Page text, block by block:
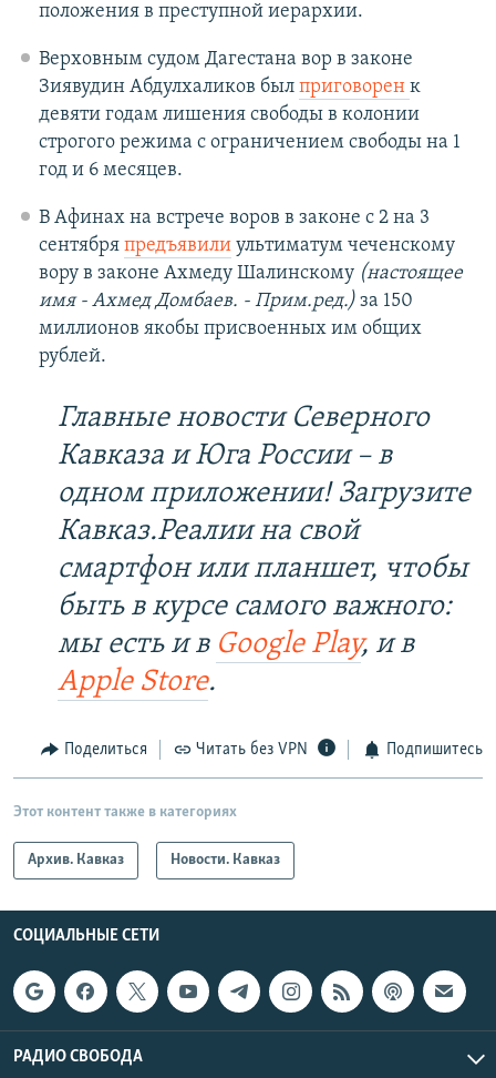
положения в преступной иерархии.
Верховным судом Дагестана вор в законе
Зиявудин Абдулхаликов был приговорен к
девяти годам лишения свободы в колонии
строгого режима с ограничением свободы на 1
год и 6 месяцев.
В Афинах на встрече воров в законе с 2 на 3
сентября предъявилиультиматум чеченскому
вору в законе Ахмеду Шалинскому (настоящее
имя - Ахмед Домбаев. - Прим.ред.)за 150
миллионов якобы присвоенных им общих
рублей.
Главные новости Северного
Кавказа и Юга России – в
одном приложении! Загрузите
Кавказ.Реалии на свой
смартфон или планшет, чтобы
быть в курсе самого важного:
мы есть и в Google Play, и в
Apple Store.
Поделиться Читать без VPN Подпишитесь
Этот контент также в категориях
Архив. Кавказ Новости. Кавказ
СОЦИАЛЬНЫЕ СЕТИ
РАДИО СВОБОДА